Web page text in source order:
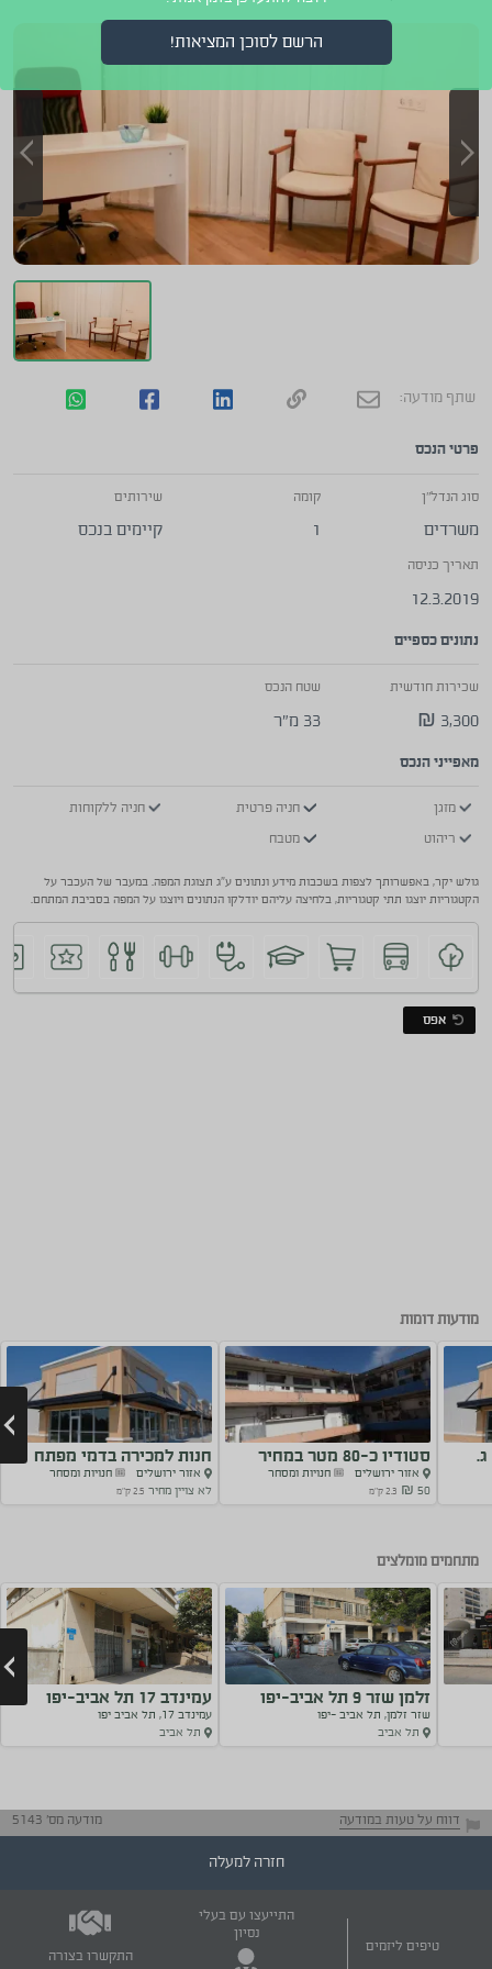
הרשם לסוכן המציאות!
שתף מודעה:
פרטי הנכס
סוג הנדל"ן
משרדים
קומה
1
שירותים
קיימים בנכס
תאריך כניסה
12.3.2019
נתונים כספיים
שכירות חודשית
3,300 ₪
שטח הנכס
33 מ"ר
מאפייני הנכס
מזגן חניה פרטית
חניה ללקוחות
ריהוט
מטבח
גולש יקר, באפשרותך לצפות בשכבות מידע ונתונים ע"ג תצוגת המפה. במעבר של העכבר על
הקטגוריות יוצגו תתי קטגוריות, בלחיצה עליהם יודלקו הנתונים ויוצגו על המפה בסביבת המתחם.
אפס
מודעות דומות
סטודיו כ-80 מטר במחיר
מציאה
אזור ירושלים
חנויות ומסחר
50 ₪
2.3 ק"מ
חנות למכירה בדמי מפתח
אזור ירושלים
חנויות ומסחר
לא צויין מחיר 2.5 ק"מ
מתחמים מומלצים
זלמן שזר 9 תל אביב-יפו
שזר זלמן, תל אביב -יפו
תל אביב
עמינדב 17 תל אביב-יפו
עמינדב 17, תל אביב יפו
תל אביב
דווח על טעות במודעה מודעה מס' 5143
חזרה למעלה
טיפים ליזמים
התייעצו עם בעלי
נסיון
התקשרו בצורה